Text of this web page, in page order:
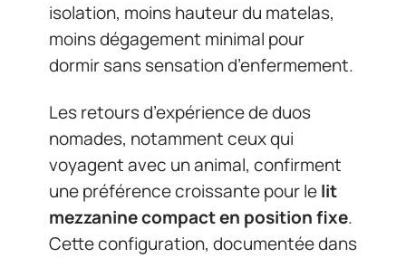
isolation, moins hauteur du matelas,
moins dégagement minimal pour
dormir sans sensation d’enfermement.
Les retours d’expérience de duos
nomades, notamment ceux qui
voyagent avec un animal, confirment
une préférence croissante pour lelit
mezzanine compact en position fixe.
Cette configuration, documentée dans